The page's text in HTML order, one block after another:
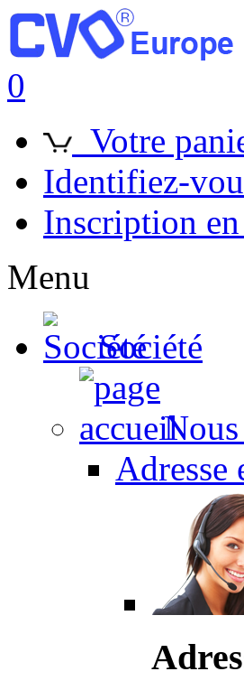
0
Votre
Identifiez-
Inscription
Menu
Société
Adresse